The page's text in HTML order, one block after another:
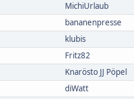
MichiUrlaub
bananenpresse
klubis
Fritz82
Knarösto JJ Pöpel
diWatt